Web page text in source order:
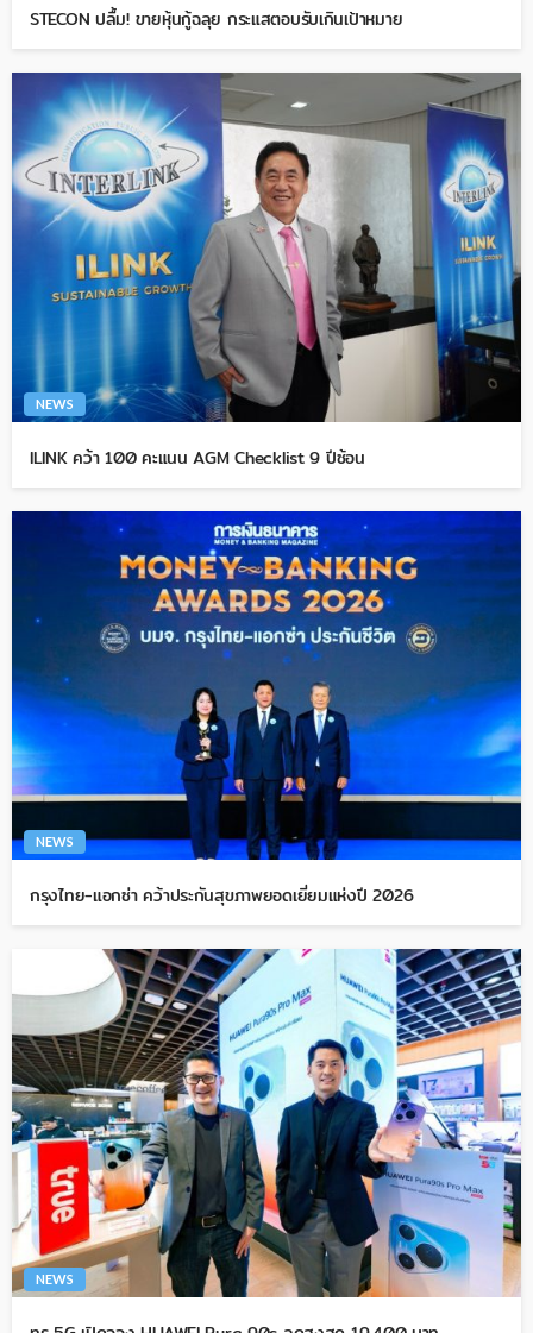
STECON ปลื้ม! ขายหุ้นกู้ฉลุย กระแสตอบรับเกินเป้าหมาย
NEWS
ILINK คว้า 100 คะแนน AGM Checklist 9 ปีซ้อน
NEWS
กรุงไทย-แอกซ่า คว้าประกันสุขภาพยอดเยี่ยมแห่งปี 2026
NEWS